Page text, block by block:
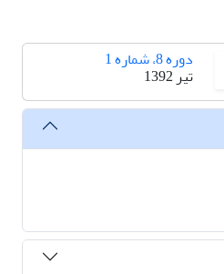
دوره 8، شماره 1
تیر 1392